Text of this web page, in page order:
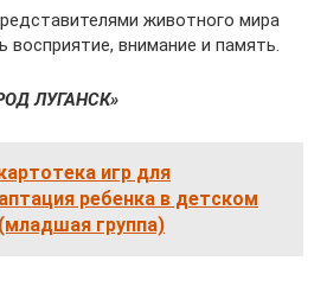
животного мира
восприятие, внимание и память.
ЛУГАНСК»
игр для
ребенка в детском
группа)